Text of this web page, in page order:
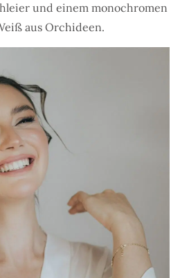
und einem monochromen
aus Orchideen.